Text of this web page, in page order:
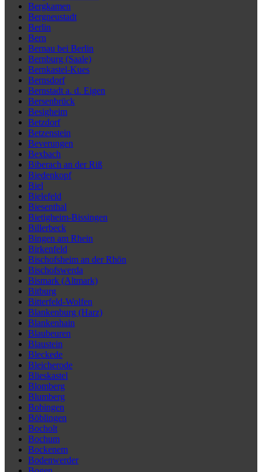
Bergkamen
Bergneustadt
Berlin
Bern
Bernau bei Berlin
Bernburg (Saale)
Bernkastel-Kues
Bernsdorf
Bernstadt a. d. Eigen
Bersenbrück
Besigheim
Betzdorf
Betzenstein
Beverungen
Bexbach
Biberach an der Riß
Biedenkopf
Biel
Bielefeld
Biesenthal
Bietigheim-Bissingen
Billerbeck
Bingen am Rhein
Birkenfeld
Bischofsheim an der Rhön
Bischofswerda
Bismark (Altmark)
Bitburg
Bitterfeld-Wolfen
Blankenburg (Harz)
Blankenhain
Blaubeuren
Blaustein
Bleckede
Bleicherode
Blieskastel
Blomberg
Blumberg
Bobingen
Böblingen
Bocholt
Bochum
Bockenem
Bodenwerder